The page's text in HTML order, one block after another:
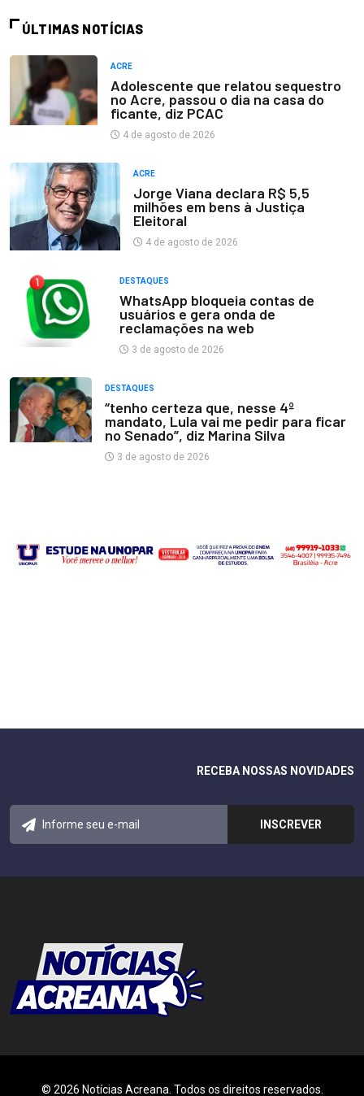
ÚLTIMAS NOTÍCIAS
ACRE
Adolescente que relatou sequestro
no Acre, passou o dia na casa do
ficante, diz PCAC
4 de agosto de 2026
ACRE
Jorge Viana declara R$ 5,5
milhões em bens à Justiça
Eleitoral
4 de agosto de 2026
DESTAQUES
WhatsApp bloqueia contas de
usuários e gera onda de
reclamações na web
3 de agosto de 2026
DESTAQUES
“tenho certeza que, nesse 4º
mandato, Lula vai me pedir para ficar
no Senado”, diz Marina Silva
3 de agosto de 2026
RECEBA NOSSAS NOVIDADES
© 2026 Notícias Acreana. Todos os direitos reservados.